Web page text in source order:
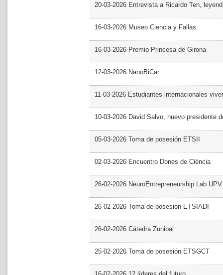
20-03-2026 Entrevista a Ricardo Ten,
16-03-2026 Museo Ciencia y Fallas
16-03-2026 Premio Princesa de Girona
12-03-2026 NanoBiCar
11-03-2026 Estudiantes internacionales
10-03-2026 David Salvo, nuevo presidente
05-03-2026 Toma de posesión ETSII
02-03-2026 Encuentro Dones de Ciència
26-02-2026 NeuroEntrepreneurship Lab UPV
26-02-2026 Toma de posesión ETSIADI
26-02-2026 Cátedra Zunibal
25-02-2026 Toma de posesión ETSGCT